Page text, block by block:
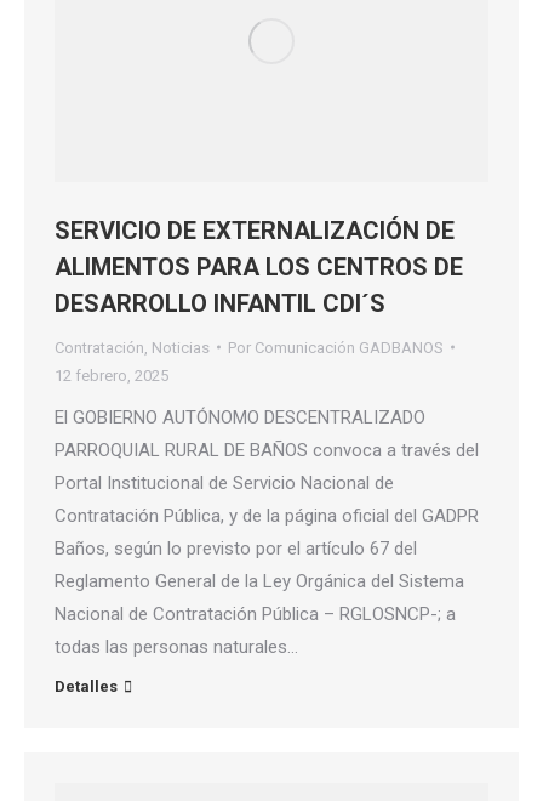
SERVICIO DE EXTERNALIZACIÓN DE
ALIMENTOS PARA LOS CENTROS DE
DESARROLLO INFANTIL CDI´S
Contratación Noticias Por Comunicación GADBANOS
12 febrero, 2025
El GOBIERNO AUTÓNOMO DESCENTRALIZADO
PARROQUIAL RURAL DE BAÑOS convoca a través del
Portal Institucional de Servicio Nacional de
Contratación Pública, y de la página oficial del GADPR
Baños, según lo previsto por el artículo 67 del
Reglamento General de la Ley Orgánica del Sistema
Nacional de Contratación Pública – RGLOSNCP-; a
todas las personas naturales…
Detalles